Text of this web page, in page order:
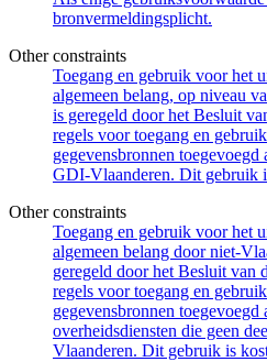
bronvermeldingsplicht.
Other constraints
Toegang en gebruik voor het
algemeen belang, op niveau
is geregeld door het Besluit
regels voor toegang en
gegevensbronnen
GDI-Vlaanderen. Dit gebruik
Other constraints
Toegang en gebruik voor het
algemeen belang door niet-
geregeld door het Besluit van
regels voor toegang en
gegevensbronnen
overheidsdiensten die geen
Vlaanderen. Dit gebruik is